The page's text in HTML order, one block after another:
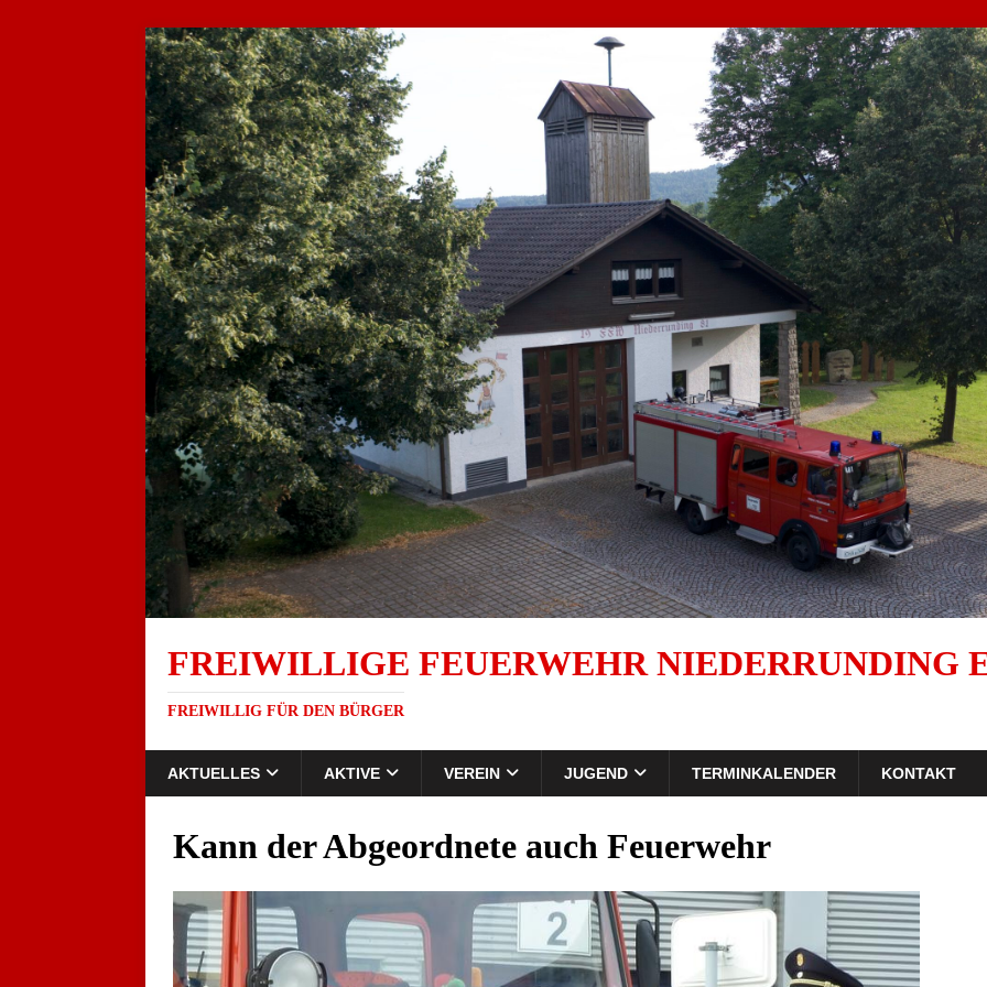
FREIWILLIGE FEUERWEHR NIEDERRUNDING
FREIWILLIG FÜR DEN BÜRGER
AKTUELLES AKTIVE VEREIN JUGEND TERMINKALENDER KONTAKT
Kann der Abgeordnete auch Feuerwehr